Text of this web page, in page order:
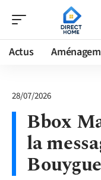
Actus
28/07/2026
Bbox
la